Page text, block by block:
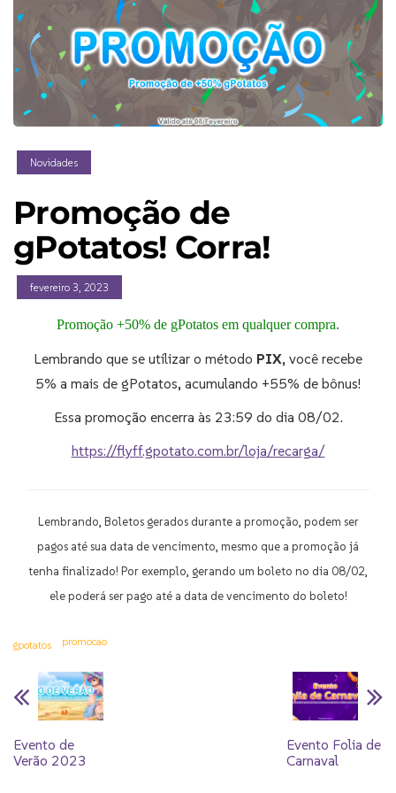
Novidades
Promoção de
gPotatos! Corra!
fevereiro 3, 2023
Promoção +50% de gPotatos em qualquer compra.
Lembrando que se utilizar o método PIX, você recebe
5% a mais de gPotatos, acumulando +55% de bônus!
Essa promoção encerra às 23:59 do dia 08/02.
https://flyff.gpotato.com.br/loja/recarga/
Lembrando, Boletos gerados durante a promoção, podem ser
pagos até sua data de vencimento, mesmo que a promoção já
tenha finalizado! Por exemplo, gerando um boleto no dia 08/02,
ele poderá ser pago até a data de vencimento do boleto!
gpotatos promocao
Evento de
Verão 2023
Evento Folia de
Carnaval